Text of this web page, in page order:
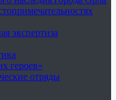
экспертиза
героев»
отряды